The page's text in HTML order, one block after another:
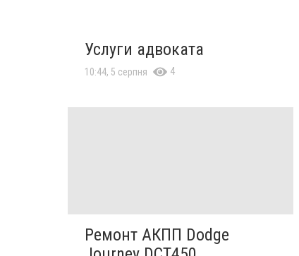
Услуги адвоката
10:44, 5 серпня 4
Ремонт АКПП Dodge